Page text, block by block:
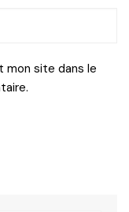
mon site dans le